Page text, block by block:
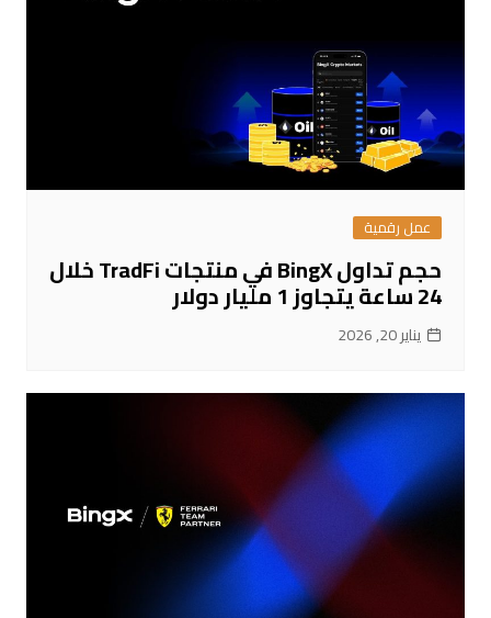
عمل رقمية
حجم تداول BingX في منتجات TradFi خلال
24 ساعة يتجاوز 1 مليار دولار
يناير 20, 2026